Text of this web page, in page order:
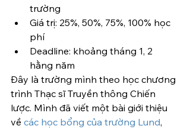
trường
Giá trị: 25%, 50%, 75%, 100% học
phí
Deadline: khoảng tháng 1, 2
hằng năm
Đây là trường mình theo học chương
trình Thạc sĩ Truyền thông Chiến
lược. Mình đã viết một bài giới thiệu
về các học bổng của trường Lund,